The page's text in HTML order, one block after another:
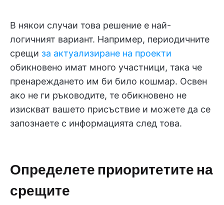
В някои случаи това решение е най-
логичният вариант. Например, периодичните
срещи за актуализиране на проекти
обикновено имат много участници, така че
пренареждането им би било кошмар. Освен
ако не ги ръководите, те обикновено не
изискват вашето присъствие и можете да се
запознаете с информацията след това.
Определете приоритетите на
срещите